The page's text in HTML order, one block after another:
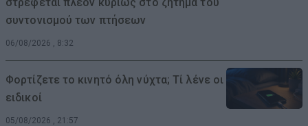
συντονισμού των πτήσεων
06/08/2026 , 8:32
Φορτίζετε το κινητό όλη νύχτα; Τί λένε οι
ειδικοί
05/08/2026 , 21:57